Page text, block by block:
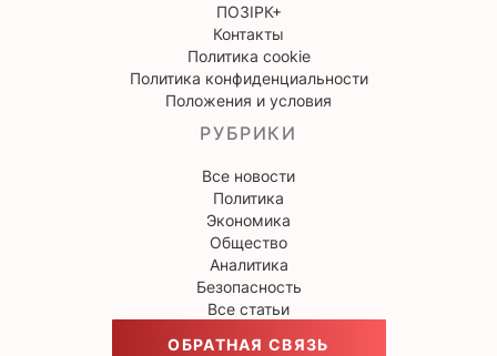
ПОЗІРК+
Контакты
Политика cookie
Политика конфиденциальности
Положения и условия
РУБРИКИ
Все новости
Политика
Экономика
Общество
Аналитика
Безопасность
Все статьи
ОБРАТНАЯ СВЯЗЬ